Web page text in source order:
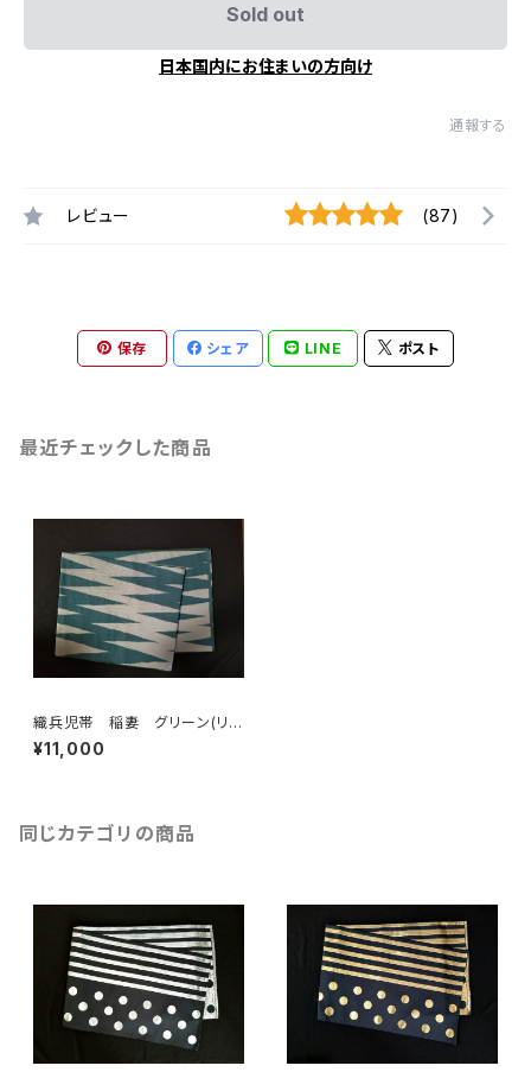
Sold out
日本国内にお住まいの方向け
通報する
レビュー (87)
保存 シェア LINE ポスト
最近チェックした商品
織兵児帯 稲妻 グリーン(リバ
ーシブル)
¥11,000
同じカテゴリの商品